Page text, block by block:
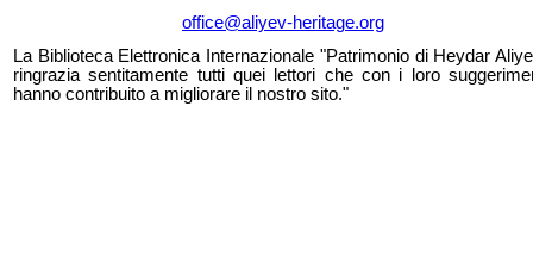
office@aliyev-heritage.org
La Biblioteca Elettronica Internazionale "Patrimonio di Heydar
ringrazia sentitamente tutti quei lettori che con i loro
hanno contribuito a migliorare il nostro sito."